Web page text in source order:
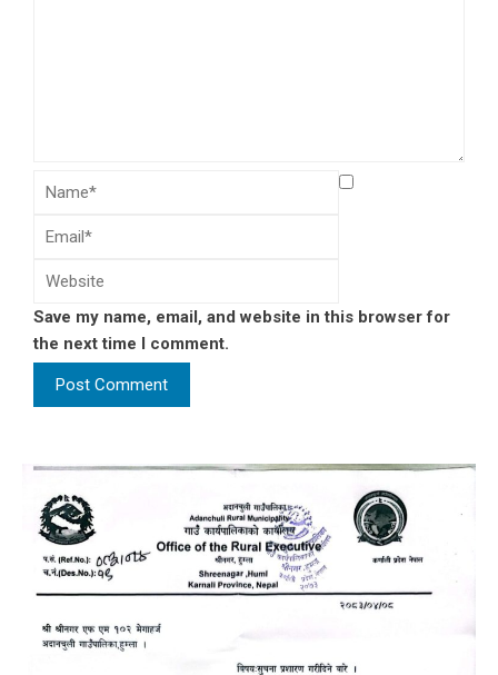
Save my name, email, and website in this browser for
the next time I comment.